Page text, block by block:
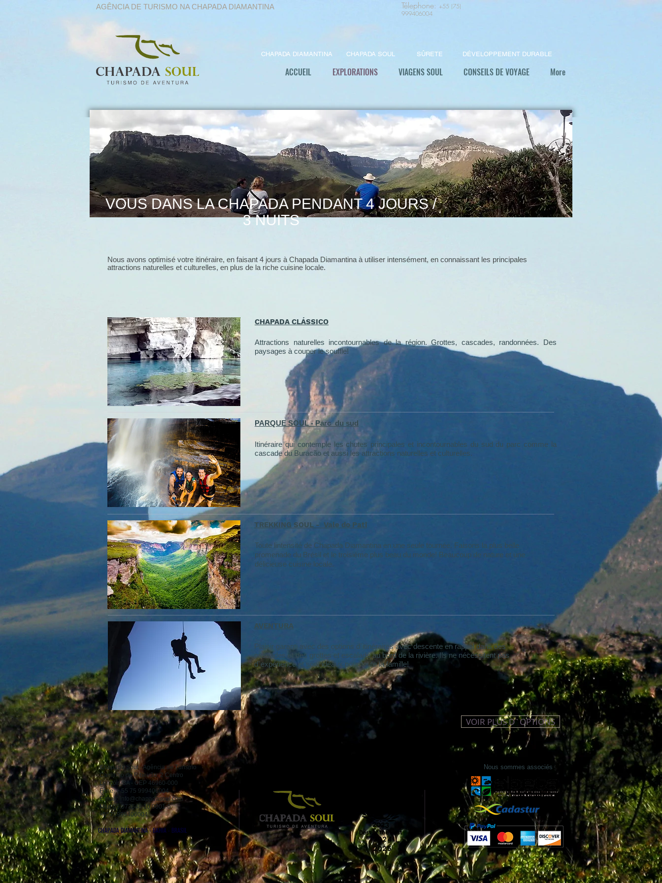
Télephone: +55 (75)
999406004
AGÊNCIA DE TURISMO NA CHAPADA DIAMANTINA
CHAPADA DIAMANTINA CHAPADA SOUL SÛRETE DÉVELOPPEMENT DURABLE
ACCUEIL EXPLORATIONS VIAGENS SOUL CONSEILS DE VOYAGE More
VOUS DANS LA CHAPADA PENDANT 4 JOURS /
3 NUITS
Nous avons optimisé votre itinéraire, en faisant 4 jours à Chapada Diamantina à utiliser intensément, en connaissant les principales
attractions naturelles et culturelles, en plus de la riche cuisine locale.
CHAPADA CLÁSSICO
Attractions naturelles incontournables de la région. Grottes, cascades, randonnées. Des
paysages à couper le souffle!
PARQUE SOUL - Parc du sud
Itinéraire qui contemple les chutes principales et incontournables du sud du parc comme la
cascade du Buracão et aussi les attractions naturelles et culturelles.
TREKKING SOUL - Vale do Pati
Toute lintensité de Chapada Diamantina en une seule tournée. Faisons la plus belle
promenade du Brésil et le troisième plus beau du monde! Beaucoup de nature et une
délicieuse cuisine locale.
AVENTURA
Plaisir garanti avec des options d`itinéraires avec descente en rappel dans des
cascades et des grottes et escalade au bord de la rivière. Ils ne nécessitent pas
d`expérience et sont idéaux pour toute la famille!
VOIR PLUS D`OPTIONS
Nous sommes associés
CHAPADA DIAMANTINA - BAHIA - BRASIL
2024
2025
Chapada Soul - Agência de Turismo
Caminho do Ribeirão, 2 Centro
Lençóis/BA - CEP 46960-000
Fone: + 55 75 999406004
E-mail: info@chapadasoul.com
Mtur 05.073548.10.0001-5
+5575999406004